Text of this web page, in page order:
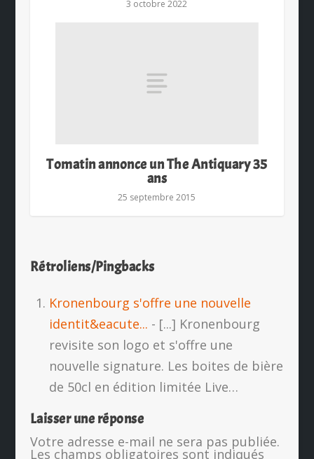
3 octobre 2022
Tomatin annonce un The Antiquary 35
ans
25 septembre 2015
Rétroliens/Pingbacks
Kronenbourg s'offre une nouvelle
identit&eacute... - [...] Kronenbourg
revisite son logo et s'offre une
nouvelle signature. Les boites de bière
de 50cl en édition limitée Live…
Laisser une réponse
Votre adresse e-mail ne sera pas publiée.
Les champs obligatoires sont indiqués